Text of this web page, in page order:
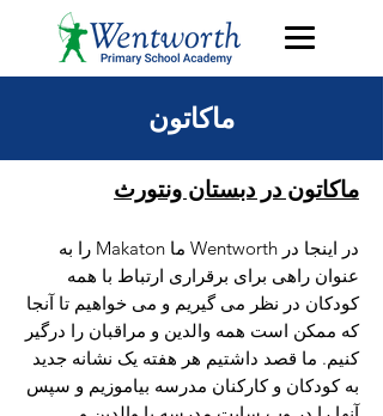
ماکاتون
ماکاتون در دبستان ونتورث
در اینجا در Wentworth ما Makaton را به
عنوان راهی برای برقراری ارتباط با همه
کودکان در نظر می گیریم و می خواهیم تا آنجا
که ممکن است همه والدین و مراقبان را درگیر
کنیم. ما قصد داشتیم هر هفته یک نشانه جدید
به کودکان و کارکنان مدرسه بیاموزیم و سپس